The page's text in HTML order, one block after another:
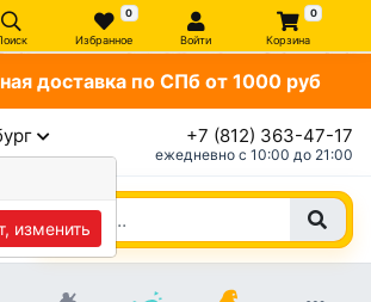
0
Избранное Войти
0
Корзина
доставка по СПб от 1000 руб
+7 (812) 363-47-17
ежедневно c 10:00 до 21:00
изменить